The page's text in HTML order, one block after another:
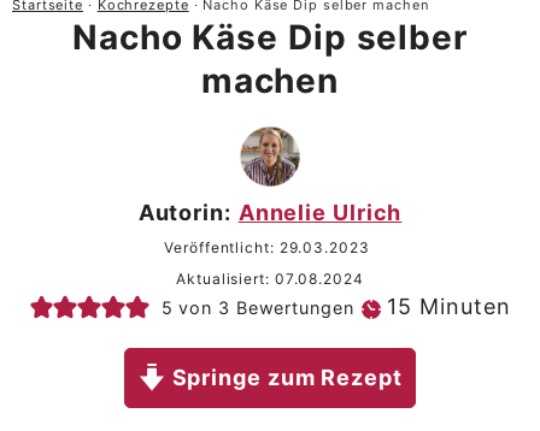
Startseite · Kochrezepte · Nacho Käse Dip selber machen
Nacho Käse Dip selber
machen
Autorin: Annelie Ulrich
Veröffentlicht: 29.03.2023
Aktualisiert: 07.08.2024
5 von 3 Bewertungen 15 Minuten
Minuten
Springe zum Rezept